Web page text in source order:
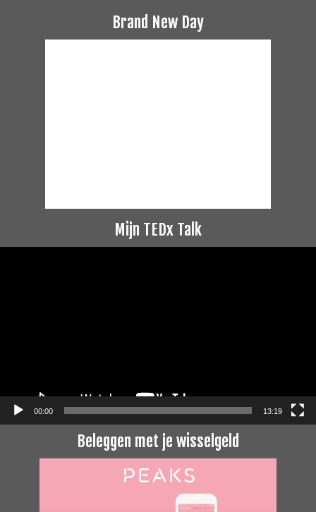
Brand New Day
Mijn TEDx Talk
00:00 13:19
Beleggen met je wisselgeld